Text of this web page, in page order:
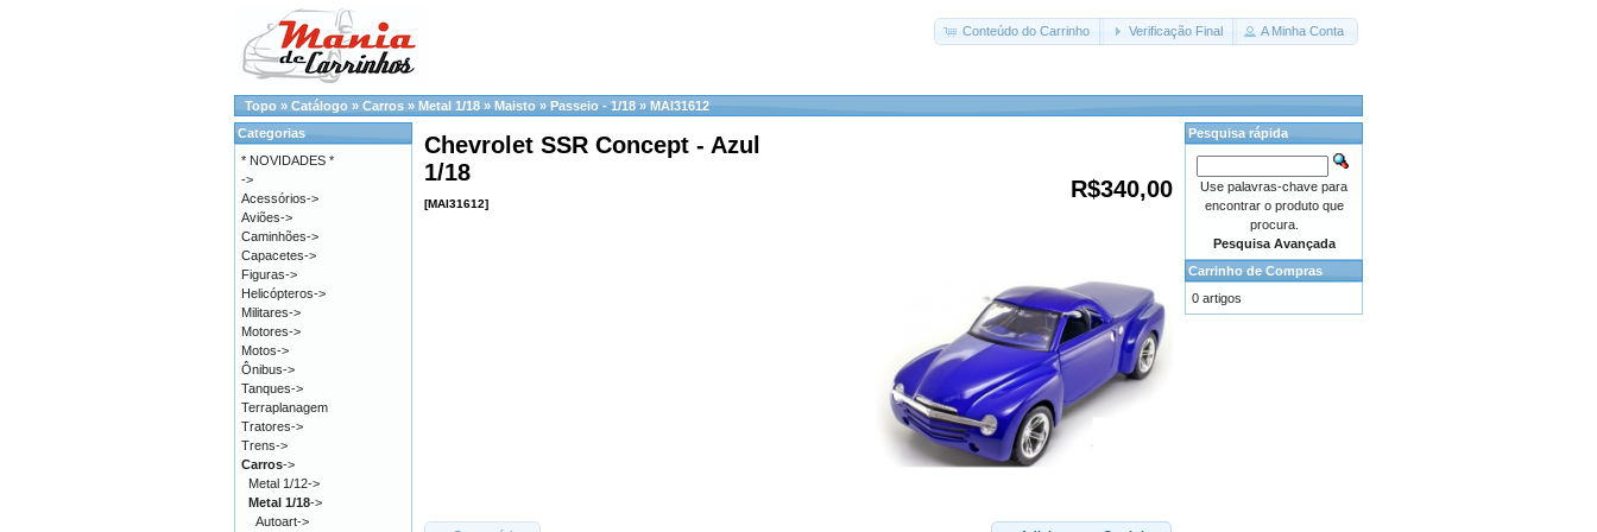
Conteúdo do Carrinho Verificação Final A Minha Conta
Topo » Catálogo » Carros » Metal 1/18 » Maisto » Passeio - 1/18 » MAI31612
R$340,00
Chevrolet SSR Concept - Azul
1/18
[MAI31612]
Categorias
* NOVIDADES *
->
Acessórios->
Aviões->
Caminhões->
Capacetes->
Figuras->
Helicópteros->
Militares->
Motores->
Motos->
Ônibus->
Tanques->
Terraplanagem
Tratores->
Trens->
Carros->
Metal 1/12->
Metal 1/18->
Autoart->
Pesquisa rápida
Use palavras-chave para
encontrar o produto que
procura.
Pesquisa Avançada
Carrinho de Compras
0 artigos